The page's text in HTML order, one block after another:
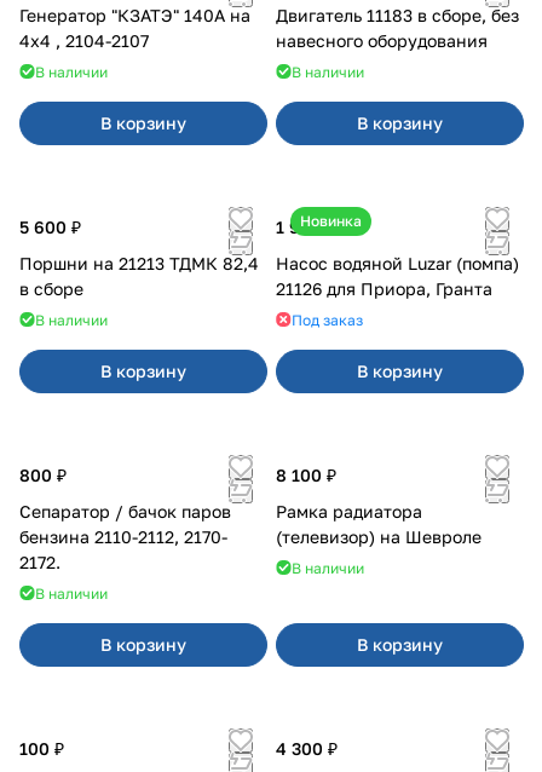
Генератор "КЗАТЭ" 140А на
4x4 , 2104-2107
В наличии
В корзину
Двигатель 11183 в сборе, без
навесного оборудования
В наличии
В корзину
5 600 ₽
Поршни на 21213 ТДМК 82,4
в сборе
В наличии
В корзину
Новинка
1 990 ₽
Насос водяной Luzar (помпа)
21126 для Приора, Гранта
Под заказ
В корзину
800 ₽
Сепаратор / бачок паров
бензина 2110-2112, 2170-
2172.
В наличии
В корзину
8 100 ₽
Рамка радиатора
(телевизор) на Шевроле
В наличии
В корзину
100 ₽
4 300 ₽